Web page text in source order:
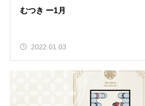
むつき ー1月
2022.01.03